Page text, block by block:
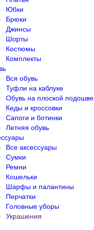
Юбки
Брюки
Джинсы
Шорты
Костюмы
Комплекты
Вся обувь
Туфли на каблуке
Обувь на плоской подошве
Кеды и кроссовки
Сапоги и ботинки
Летняя обувь
Все аксессуары
Сумки
Ремни
Кошельки
Шарфы и палантины
Перчатки
Головные уборы
Украшения